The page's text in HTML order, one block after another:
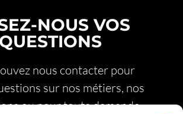
NOUS VOS
QUESTIONS
nous contacter pour
sur nos métiers, nos
ou pour toute demande